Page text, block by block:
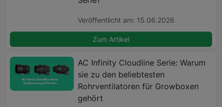
Veröffentlicht am: 15.06.2026
Zum Artikel
AC Infinity Cloudline Serie: Warum
sie zu den beliebtesten
Rohrventilatoren für Growboxen
gehört